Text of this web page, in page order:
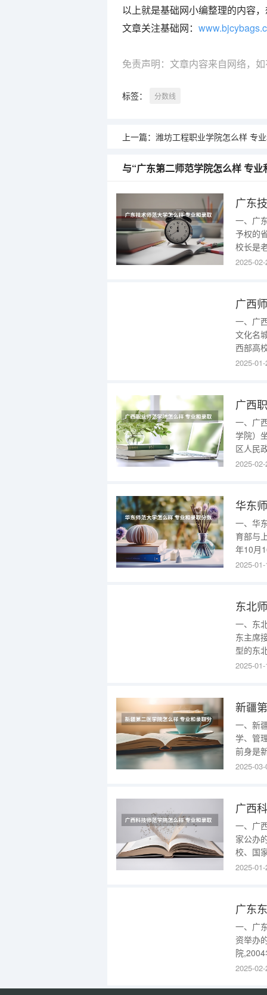
以上就是基础网小编整理的内容
文章关注基础网：
免责声明：文章内容来自网络，
标签： 分数线
上一篇： 潍坊工程职业学院怎么样 专业和录取
与“广东第二师范学院怎么样 专
广东
一、广
予权的
校长是
年、
士
2025-
广西
一、广
文化名
西部高
高校，
2025-
广西
一、广
学院）
区人民
于培养
要，学
2025-
华东
一、华
育部与
年10月
础，同
合
2025-
东北
一、东
东主席
型的东
东北地
2025-
新疆
一、新
学、管
前身是
学院。
学院。
2025-
广西
一、广
家公办
校、国
创空间
民族传
2025-
广东
一、广
资举办
院
院
学院，
2025-